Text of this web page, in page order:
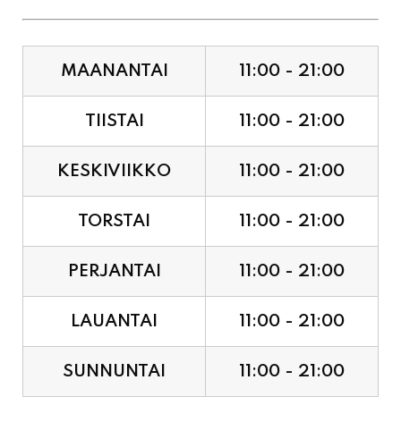
MAANANTAI 11:00 - 21:00
TIISTAI 11:00 - 21:00
KESKIVIIKKO 11:00 - 21:00
TORSTAI 11:00 - 21:00
PERJANTAI 11:00 - 21:00
LAUANTAI 11:00 - 21:00
SUNNUNTAI 11:00 - 21:00